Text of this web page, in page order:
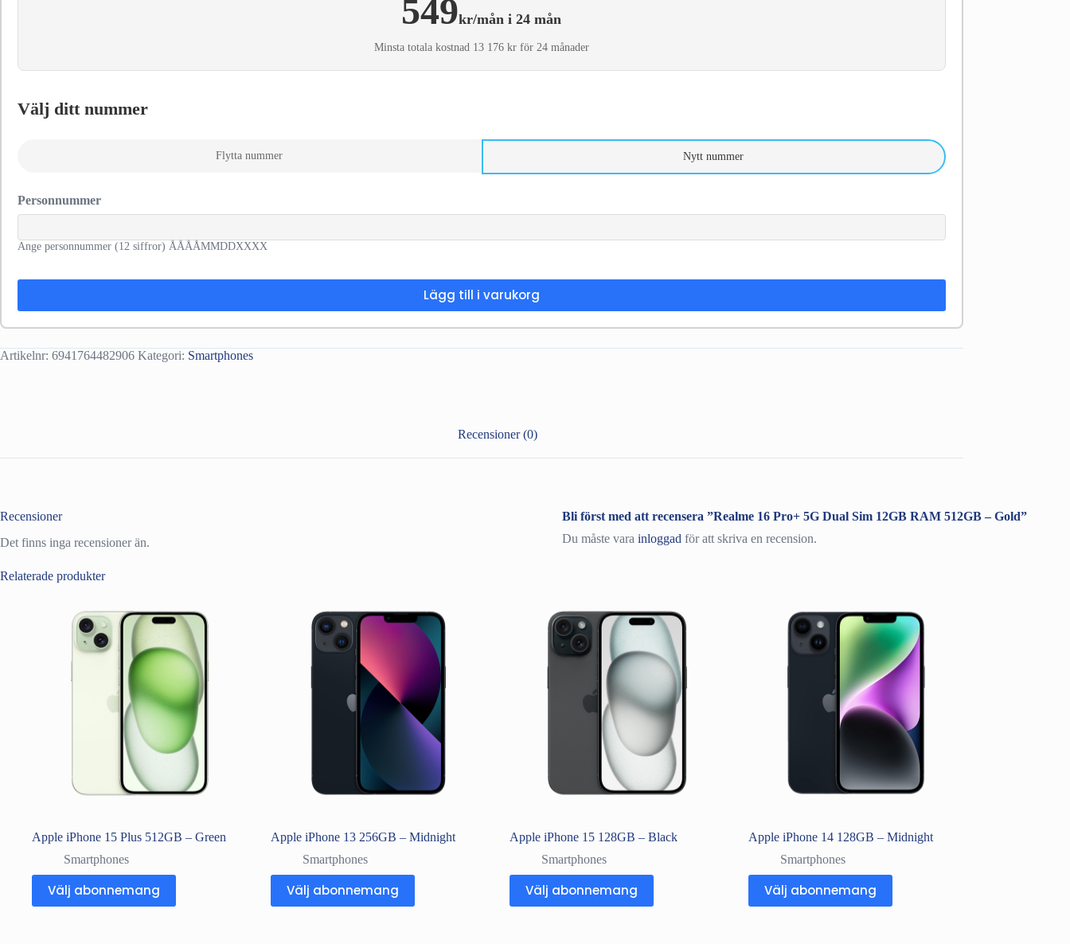
549kr/mån i 24 mån
Minsta totala kostnad 13 176 kr för 24 månader
Välj ditt nummer
Flytta nummer Nytt nummer
Personnummer
Ange personnummer (12 siffror) ÅÅÅÅMMDDXXXX
Lägg till i varukorg
Artikelnr: 6941764482906 Kategori: Smartphones
Recensioner (0)
Recensioner
Det finns inga recensioner än.
Bli först med att recensera ”Realme 16 Pro+ 5G Dual Sim 12GB RAM 512GB – Gold”
Du måste vara inloggadför att skriva en recension.
Relaterade produkter
Apple iPhone 15 Plus 512GB – Green
Smartphones
Välj abonnemang
Apple iPhone 13 256GB – Midnight
Smartphones
Välj abonnemang
Apple iPhone 15 128GB – Black
Smartphones
Välj abonnemang
Apple iPhone 14 128GB – Midnight
Smartphones
Välj abonnemang